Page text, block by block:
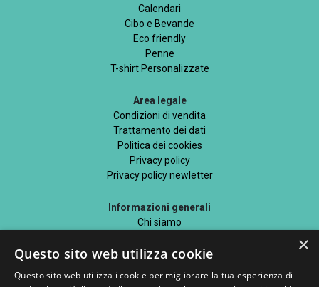
Calendari
Cibo e Bevande
Eco friendly
Penne
T-shirt Personalizzate
Area legale
Condizioni di vendita
Trattamento dei dati
Politica dei cookies
Privacy policy
Privacy policy newletter
Informazioni generali
Chi siamo
Blog
×
Questo sito web utilizza cookie
Questo sito web utilizza i cookie per migliorare la tua esperienza di